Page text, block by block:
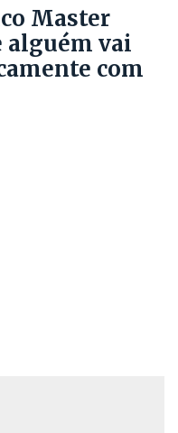
Master
alguém vai
com